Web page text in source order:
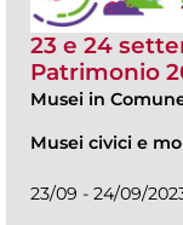
23 e 24
Patrimonio
Musei in
Musei civici e
23/09 - 24/09/